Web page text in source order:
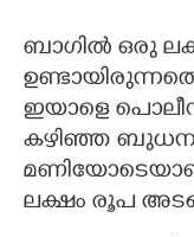
ബാഗിൽ ഒരു
ഇയാളെ
കഴിഞ്ഞ
മണിയോടെയാണ്
ലക്ഷം രൂപ